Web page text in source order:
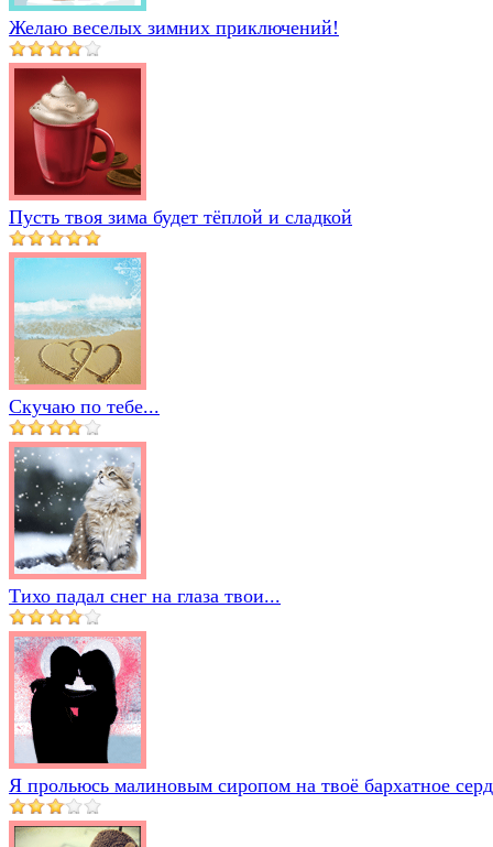
Желаю веселых зимних приключений!
Пусть твоя зима будет тёплой и сладкой
Скучаю по тебе...
Тихо падал снег на глаза твои...
Я прольюсь малиновым сиропом на твоё бархатное